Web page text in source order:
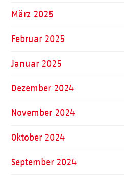
März 2025
Februar 2025
Januar 2025
Dezember 2024
November 2024
Oktober 2024
September 2024